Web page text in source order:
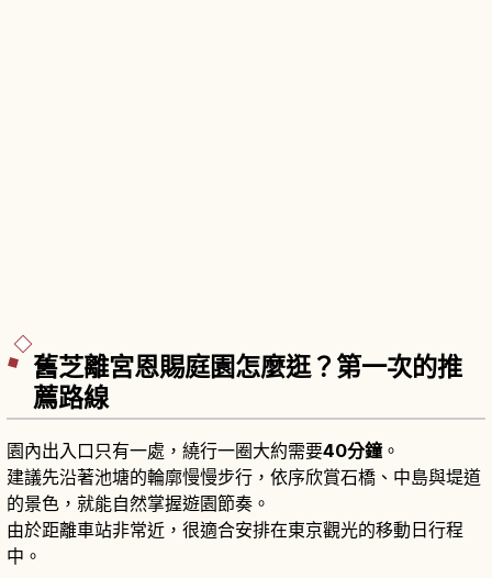
舊芝離宮恩賜庭園怎麼逛？第一次的推
薦路線
園內出入口只有一處，繞行一圈大約需要40分鐘。
建議先沿著池塘的輪廓慢慢步行，依序欣賞石橋、中島與堤道
的景色，就能自然掌握遊園節奏。
由於距離車站非常近，很適合安排在東京觀光的移動日行程
中。